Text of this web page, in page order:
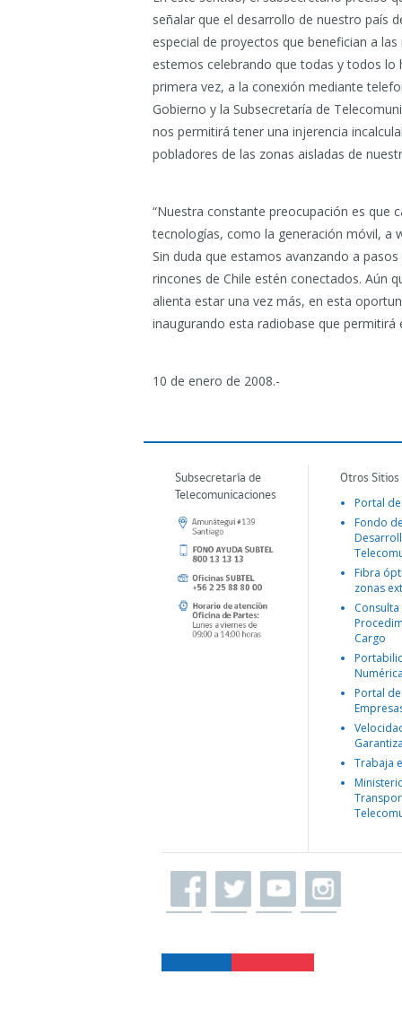
señalar que el desarrollo de nuestro país
especial de proyectos que benefician a
estemos celebrando que todas y todos lo
primera vez, a la conexión mediante
Gobierno y la Subsecretaría de
nos permitirá tener una injerencia
pobladores de las zonas aisladas de
“Nuestra constante preocupación es que
tecnologías, como la generación móvil, a
Sin duda que estamos avanzando a
rincones de Chile estén conectados. Aún
alienta estar una vez más, en esta
inaugurando esta radiobase que
10 de enero de 2008.-
Subsecretaría de
Telecomunicaciones
Otros
Portal
Fondo
Fibra
zonas
Consulta
Cargo
Portal
Trabaja